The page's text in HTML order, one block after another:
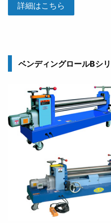
詳細はこちら
ベンディングロールBシリ